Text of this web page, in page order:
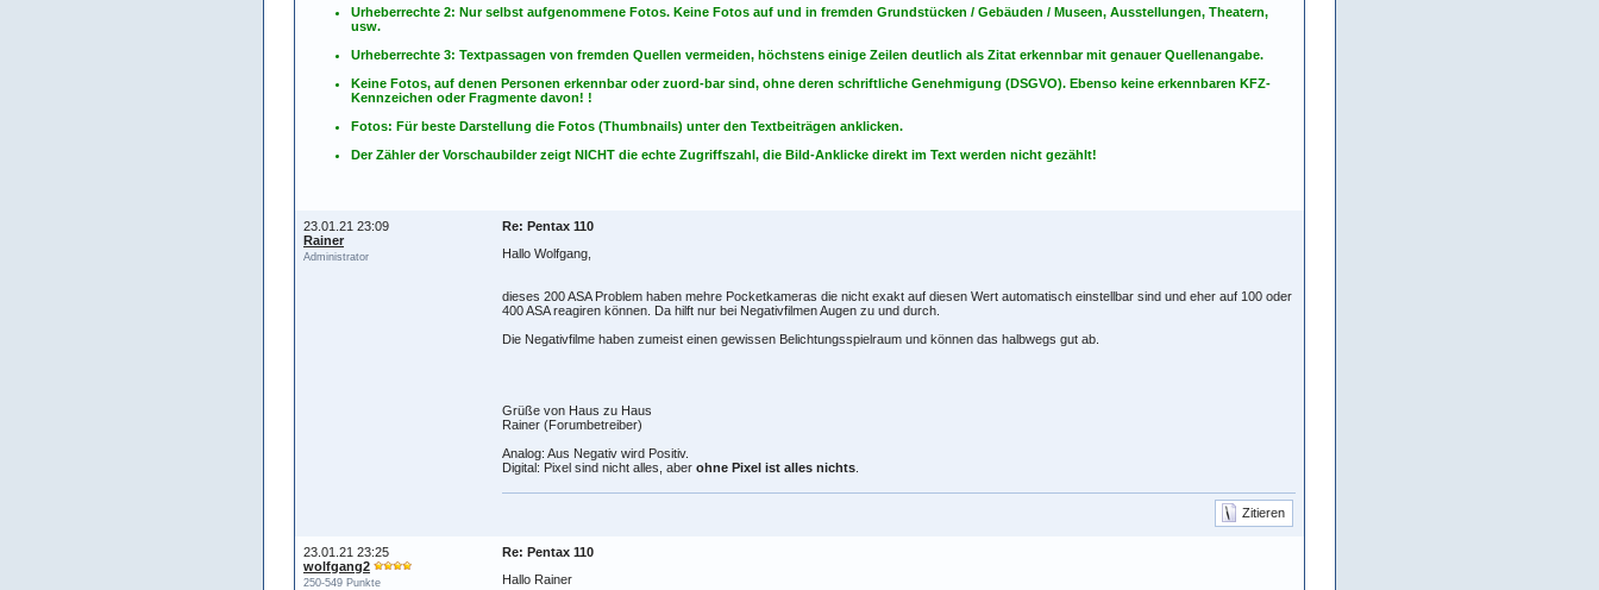
Urheberrechte 2: Nur selbst aufgenommene Fotos. Keine Fotos auf und in fremden Grundstücken / Gebäuden / Museen, Ausstellungen, Theatern,
usw.
Urheberrechte 3: Textpassagen von fremden Quellen vermeiden, höchstens einige Zeilen deutlich als Zitat erkennbar mit genauer Quellenangabe.
Keine Fotos, auf denen Personen erkennbar oder zuord-bar sind, ohne deren schriftliche Genehmigung (DSGVO). Ebenso keine erkennbaren KFZ-
Kennzeichen oder Fragmente davon! !
Fotos: Für beste Darstellung die Fotos (Thumbnails) unter den Textbeiträgen anklicken.
Der Zähler der Vorschaubilder zeigt NICHT die echte Zugriffszahl, die Bild-Anklicke direkt im Text werden nicht gezählt!
23.01.21 23:09
Rainer
Administrator
Re: Pentax 110
Hallo Wolfgang,
dieses 200 ASA Problem haben mehre Pocketkameras die nicht exakt auf diesen Wert automatisch einstellbar sind und eher auf 100 oder
400 ASA reagiren können. Da hilft nur bei Negativfilmen Augen zu und durch.
Die Negativfilme haben zumeist einen gewissen Belichtungsspielraum und können das halbwegs gut ab.
Grüße von Haus zu Haus
Rainer (Forumbetreiber)
Analog: Aus Negativ wird Positiv.
Digital: Pixel sind nicht alles, aber ohne Pixel ist alles nichts
Zitieren
23.01.21 23:25
wolfgang2
250-549 Punkte
Re: Pentax 110
Hallo Rainer